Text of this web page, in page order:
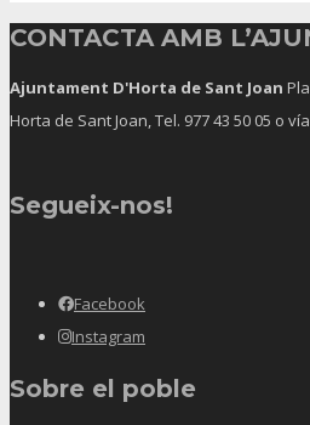
CONTACTA AMB
Ajuntament D'Horta de Sant Joan
Horta de Sant Joan, Tel. 977 43 50 05 o
Segueix-nos!
Facebook
Instagram
Sobre el poble